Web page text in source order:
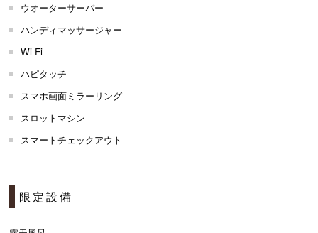
ウオーターサーバー
ハンディマッサージャー
Wi-Fi
ハピタッチ
スマホ画面ミラーリング
スロットマシン
スマートチェックアウト
限定設備